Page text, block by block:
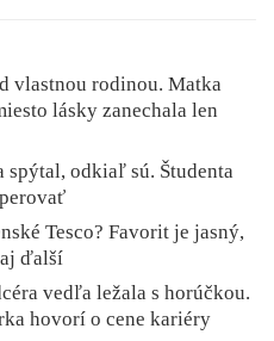
vlastnou rodinou. Matka
lásky zanechala len
spýtal, odkiaľ sú. Študenta
Tesco? Favorit je jasný,
ďalší
vedľa ležala s horúčkou.
hovorí o cene kariéry